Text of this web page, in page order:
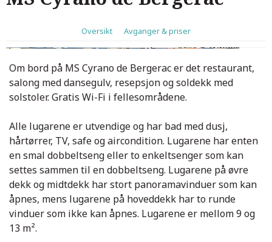
Oversikt Avganger & priser
Lugar, hoveddekk
Lugar, midtdekk
Lugar, øvre dekk
Lugar, øvre dekk
Om bord på MS Cyrano de Bergerac er det restaurant,
salong med dansegulv, resepsjon og soldekk med
solstoler. Gratis Wi-Fi i fellesområdene.
Alle lugarene er utvendige og har bad med dusj,
hårtørrer, TV, safe og aircondition. Lugarene har enten
en smal dobbeltseng eller to enkeltsenger som kan
settes sammen til en dobbeltseng. Lugarene på øvre
dekk og midtdekk har stort panoramavinduer som kan
åpnes, mens lugarene på hoveddekk har to runde
vinduer som ikke kan åpnes. Lugarene er mellom 9 og
13 m².